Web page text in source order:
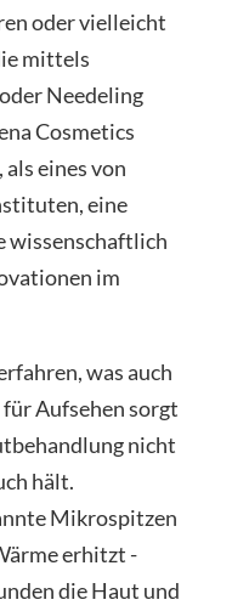
oder vielleicht
mittels
Needeling
Cosmetics
eines von
eine
wissenschaftlich
im
was auch
Aufsehen sorgt
nicht
hält.
Mikrospitzen
erhitzt -
die Haut und